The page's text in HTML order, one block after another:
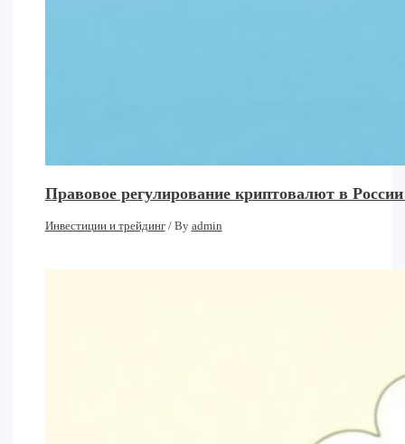
Правовое регулирование криптовалют в
Инвестиции и трейдинг/ By admin